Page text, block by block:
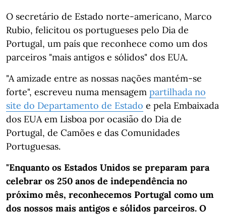
O secretário de Estado norte-americano, Marco
Rubio, felicitou os portugueses pelo Dia de
Portugal, um país que reconhece como um dos
parceiros "mais antigos e sólidos" dos EUA.
"A amizade entre as nossas nações mantém-se
forte", escreveu numa mensagem partilhada no
site do Departamento de Estado e pela Embaixada
dos EUA em Lisboa por ocasião do Dia de
Portugal, de Camões e das Comunidades
Portuguesas.
"Enquanto os Estados Unidos se preparam para
celebrar os 250 anos de independência no
próximo mês, reconhecemos Portugal como um
dos nossos mais antigos e sólidos parceiros. O